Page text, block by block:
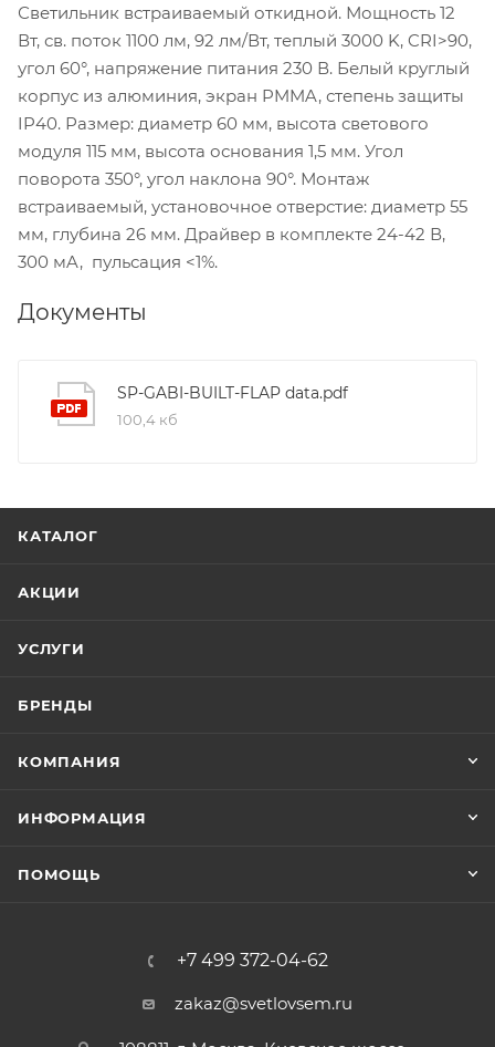
Светильник встраиваемый откидной. Мощность 12
Вт, св. поток 1100 лм, 92 лм/Вт, теплый 3000 K, CRI>90,
угол 60°, напряжение питания 230 В. Белый круглый
корпус из алюминия, экран PMMA, степень защиты
IP40. Размер: диаметр 60 мм, высота светового
модуля 115 мм, высота основания 1,5 мм. Угол
поворота 350°, угол наклона 90°. Монтаж
встраиваемый, установочное отверстие: диаметр 55
мм, глубина 26 мм. Драйвер в комплекте 24-42 В,
300 мA, пульсация <1%.
Документы
SP-GABI-BUILT-FLAP data.pdf
100,4 кб
КАТАЛОГ
АКЦИИ
УСЛУГИ
БРЕНДЫ
КОМПАНИЯ
ИНФОРМАЦИЯ
ПОМОЩЬ
+7 499 372-04-62
zakaz@svetlovsem.ru